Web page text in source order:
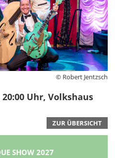
© Robert Jentzsch
Uhr, Volkshaus
ZUR ÜBERSICHT
SHOW 2027